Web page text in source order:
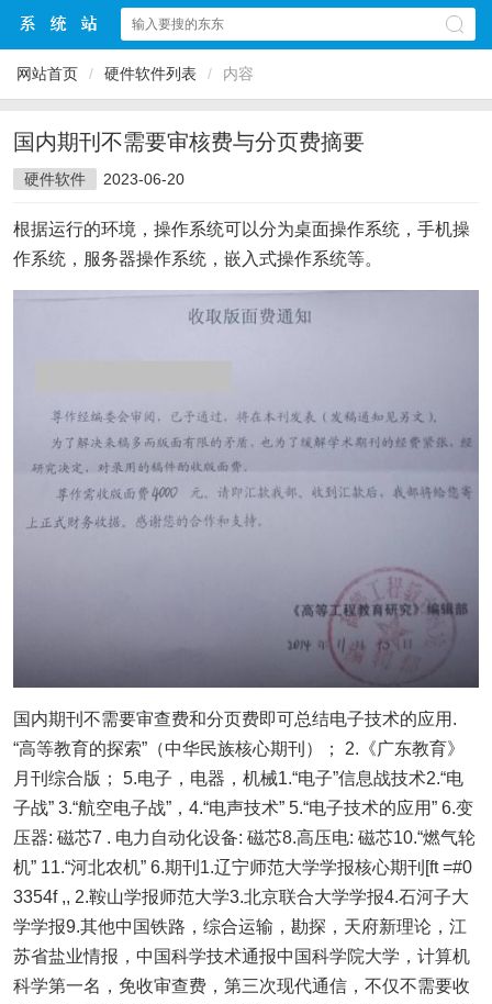
网站首页 / 硬件软件列表 / 内容
国内期刊不需要审核费与分页费摘要
硬件软件 2023-06-20
根据运行的环境，操作系统可以分为桌面操作系统，手机操
作系统，服务器操作系统，嵌入式操作系统等。
国内期刊不需要审查费和分页费即可总结电子技术的应用.
“高等教育的探索”（中华民族核心期刊）； 2.《广东教育》
月刊综合版； 5.电子，电器，机械1.“电子”信息战技术2.“电
子战” 3.“航空电子战”，4.“电声技术” 5.“电子技术的应用” 6.变
压器: 磁芯7 . 电力自动化设备: 磁芯8.高压电: 磁芯10.“燃气轮
机” 11.“河北农机” 6.期刊1.辽宁师范大学学报核心期刊[ft =#0
3354f ,, 2.鞍山学报师范大学3.北京联合大学学报4.石河子大
学学报9.其他中国铁路，综合运输，勘探，天府新理论，江
苏省盐业情报，中国科学技术通报中国科学院大学，计算机
科学第一名，免收审查费，第三次现代通信，不仅不需要收